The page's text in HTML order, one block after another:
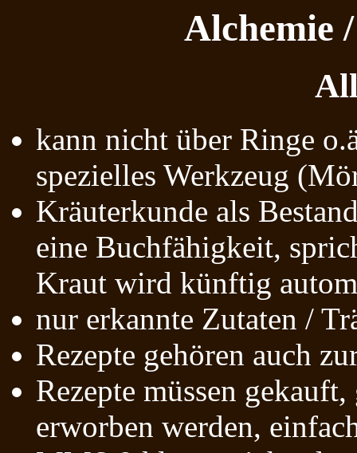
Alchemie
kann nicht über Ringe
spezielles Werkzeug
Kräuterkunde als
eine Buchfähigkeit,
Kraut wird künftig
nur erkannte Zutaten /
Rezepte gehören auch
Rezepte müssen
erworben werden,